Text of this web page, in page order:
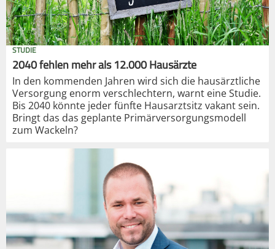
STUDIE
2040 fehlen mehr als 12.000 Hausärzte
In den kommenden Jahren wird sich die hausärztliche
Versorgung enorm verschlechtern, warnt eine Studie.
Bis 2040 könnte jeder fünfte Hausarztsitz vakant sein.
Bringt das das geplante Primärversorgungsmodell
zum Wackeln?